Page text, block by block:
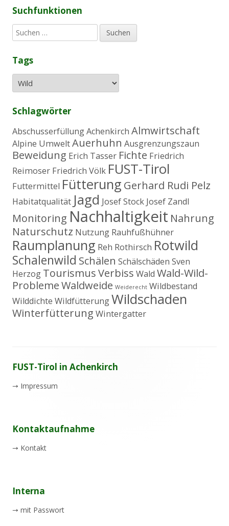
Suchfunktionen
u
h
e
n
c
h
:
Tags
Schlagwörter
AbschusserfüllungAchenkirch Almwirtschaft
Alpine UmweltAuerhuhn Ausgrenzungszaun
Beweidung Erich Tasser Fichte Friedrich
Reimoser Friedrich Völk FUST-Tirol
Futtermittel Fütterung Gerhard Rudi Pelz
Habitatqualität Jagd Josef Stock Josef Zandl
Monitoring Nachhaltigkeit Nahrung
Naturschutz Nutzung Rauhfußhühner
Raumplanung Reh Rothirsch Rotwild
Schalenwild Schälen Schälschäden Sven
Herzog TourismusVerbiss Wald Wald-Wild-
ProblemeWaldweide Weiderecht Wildbestand
Wilddichte WildfütterungWildschaden
Winterfütterung Wintergatter
Inhalt
FUST-Tirol in Achenkirch
→ Impressum
Kontaktaufnahme
→ Kontakt
Interna
→ mit Passwort